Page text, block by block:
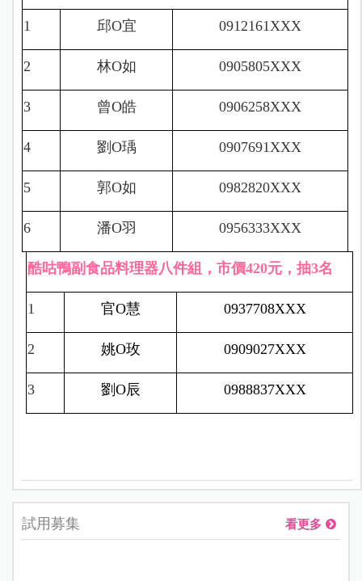
1 邱O宜 0912161XXX
2 林O如 0905805XXX
3 曾O皓 0906258XXX
4 劉 O瑀 0907691XXX
5 郭O如 0982820XXX
6 潘O羽 0956333XXX
酷咕鴨副食品料理器八件組，市價420元，抽3名
1 官O慧 0937708XXX
2 姚O玫 0909027XXX
3 劉O辰 0988837XXX
試用募集 看更多